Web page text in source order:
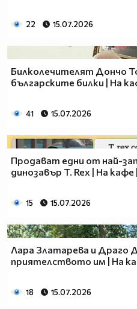
22 15.07.2026
Билколечителят Дончо
българските билки | На
41 15.07.2026
Продават едни от най-
динозавър T. Rex | На кафе
15 15.07.2026
Лара Златарева и Драго
приятелството им | На
18 15.07.2026